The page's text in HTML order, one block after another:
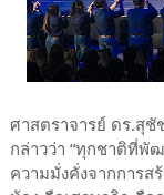
ศาสตราจารย์ ดร.สุ
กล่าวว่า “ทุกชาติที่พั
ความมั่งคั่งจากการส